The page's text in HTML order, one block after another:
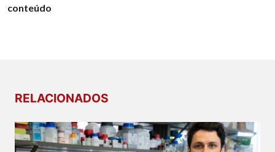
conteúdo
RELACIONADOS